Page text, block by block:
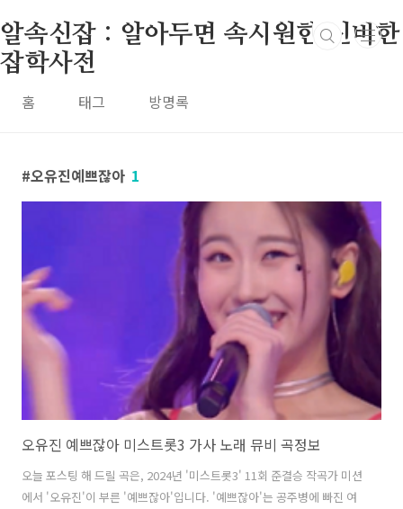
알속신잡 : 알아두면 속시원한 신비한
잡학사전
홈 태그 방명록
오유진예쁘잖아 1
오유진 예쁘잖아 미스트롯3 가사 노래 뮤비 곡정보
오늘 포스팅 해 드릴 곡은, 2024년 '미스트롯3' 11회 준결승 작곡가 미션
에서 '오유진'이 부른 '예쁘잖아'입니다. '예쁘잖아'는 공주병에 빠진 여